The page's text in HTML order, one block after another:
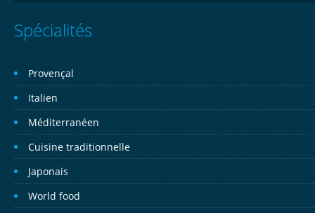
Spécialités
Provençal
Italien
Méditerranéen
Cuisine traditionnelle
Japonais
World food